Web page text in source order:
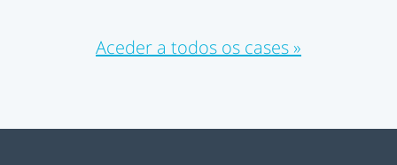
Aceder a todos os cases »